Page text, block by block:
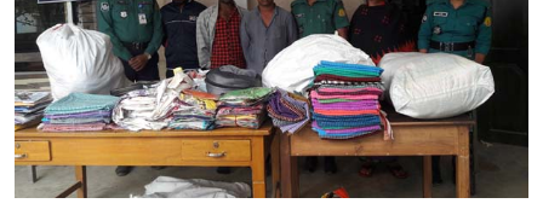
সম্পাদকীয় কলাম
ABOUT US
DIAL SYLHET